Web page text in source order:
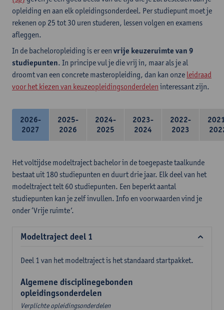
opleiding en aan elk opleidingsonderdeel. Per studiepunt moet je
rekenen op 25 tot 30 uren studeren, lessen volgen en examens
afleggen.
In de bacheloropleiding is er een vrije keuzeruimte van 9
studiepunten. In principe vul je die vrij in, maar als je al
droomt van een concrete masteropleiding, dan kan onze leidraad
voor het kiezen van keuzeopleidingsonderdelen interessant zijn.
2026-
2027
2025-
2026
2024-
2025
2023-
2024
2022-
2023
Het voltijdse modeltraject bachelor in de toegepaste taalkunde
bestaat uit 180 studiepunten en duurt drie jaar. Elk deel van het
modeltraject telt 60 studiepunten. Een beperkt aantal
studiepunten kan je zelf invullen. Info en voorwaarden vind je
onder ‘Vrije ruimte’.
Modeltraject deel 1
Deel 1 van het modeltraject is het standaard startpakket.
Algemene disciplinegebonden
opleidingsonderdelen
Verplichte opleidingsonderdelen